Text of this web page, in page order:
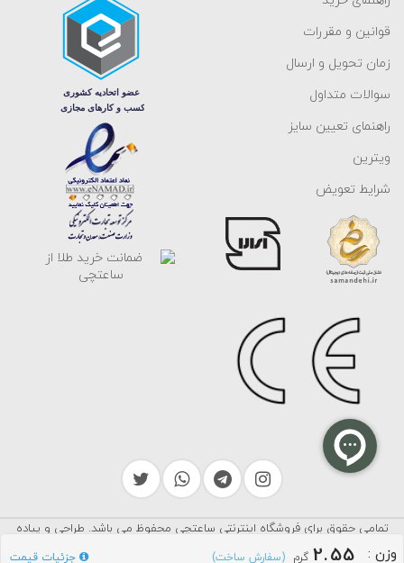
وزن :
2.55 گرم (سفارش ساخت) جزئیات قیمت
قوانین و مقررات
زمان تحویل و ارسال
سوالات متداول
راهنمای تعیین سایز
ویترین
شرایط تعویض
تمامی حقوق برای فروشگاه اینترنتی ساعتچی محفوظ می باشد. طراحی و پیاده
سازی توسط